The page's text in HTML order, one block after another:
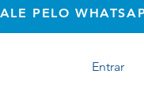
PELO
Entrar